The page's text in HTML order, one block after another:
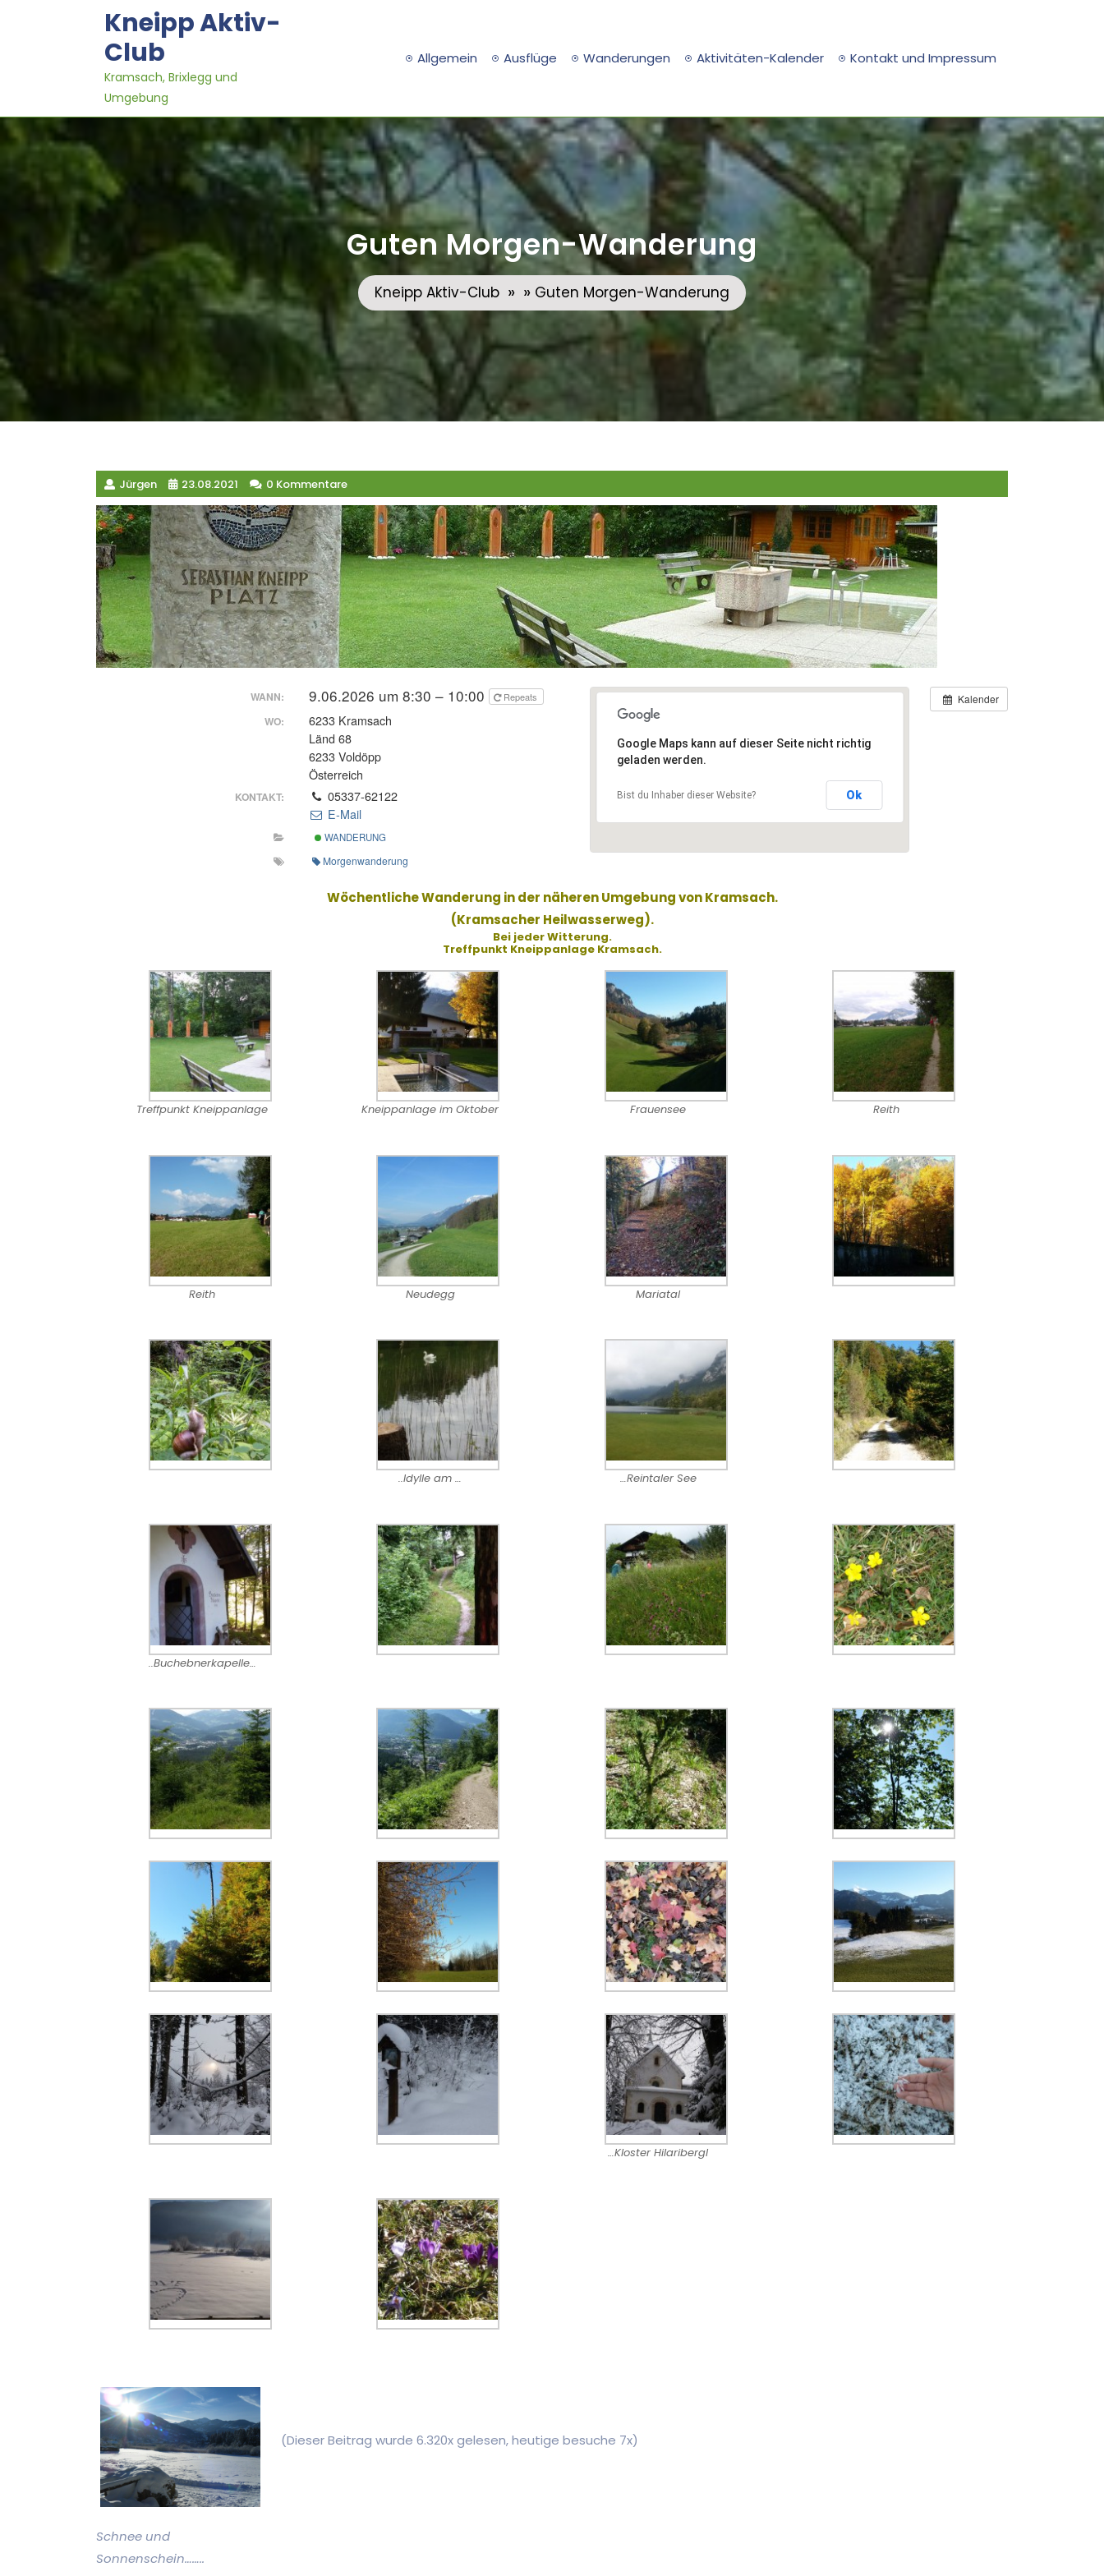
Kneipp Aktiv-
Club
Kramsach, Brixlegg und
Umgebung
Allgemein Ausflüge Wanderungen Aktivitäten-Kalender Kontakt und Impressum
Guten Morgen-Wanderung
Kneipp Aktiv-Club » » Guten Morgen-Wanderung
Jürgen 23.08.2021 0 Kommentare
Kalender
Google Maps kann auf dieser Seite nicht richtig
geladen werden.
Bist du Inhaber dieser Website? Ok
WANN: 9.06.2026 um 8:30 – 10:00 Repeats
WO:
6233 Kramsach
Länd 68
6233 Voldöpp
Österreich
KONTAKT:
05337-62122
E-Mail
WANDERUNG
Morgenwanderung
Wöchentliche Wanderung in der näheren Umgebung von Kramsach.
(Kramsacher Heilwasserweg).
Bei jeder Witterung.
Treffpunkt Kneippanlage Kramsach.
Treffpunkt Kneippanlage Kneippanlage im Oktober Frauensee Reith
Reith Neudegg Mariatal
..Idylle am … …Reintaler See
..Buchebnerkapelle…
…Kloster Hilaribergl
Schnee und
Sonnenschein……..
(Dieser Beitrag wurde 6.320x gelesen, heutige besuche 7x)